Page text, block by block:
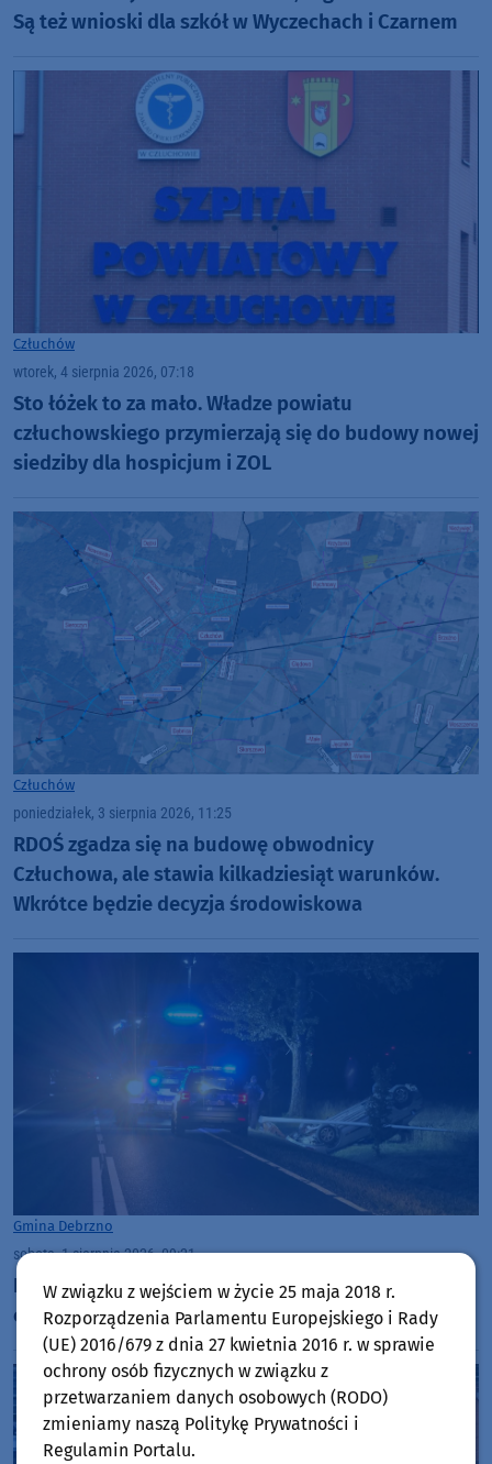
Są też wnioski dla szkół w Wyczechach i Czarnem
Człuchów
wtorek, 4 sierpnia 2026, 07:18
Sto łóżek to za mało. Władze powiatu
człuchowskiego przymierzają się do budowy nowej
siedziby dla hospicjum i ZOL
Człuchów
poniedziałek, 3 sierpnia 2026, 11:25
RDOŚ zgadza się na budowę obwodnicy
Człuchowa, ale stawia kilkadziesiąt warunków.
Wkrótce będzie decyzja środowiskowa
Gmina Debrzno
sobota, 1 sierpnia 2026, 09:21
Nocne dachowanie w Myśligoszczy w powiecie
człuchowskim (AKTUALIZACJA)
W związku z wejściem w życie 25 maja 2018 r.
Rozporządzenia Parlamentu Europejskiego i Rady
(UE) 2016/679 z dnia 27 kwietnia 2016 r. w sprawie
ochrony osób fizycznych w związku z
przetwarzaniem danych osobowych (RODO)
zmieniamy naszą Politykę Prywatności i
Regulamin Portalu.